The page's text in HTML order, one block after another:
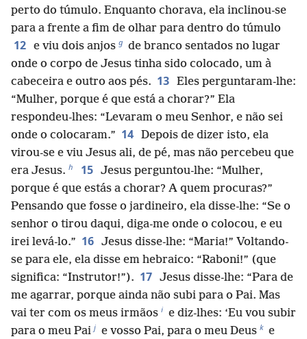
perto do túmulo. Enquanto chorava, ela inclinou-se
para a frente a fim de olhar para dentro do túmulo
12 e viu dois anjos g de branco sentados no lugar
onde o corpo de Jesus tinha sido colocado, um à
cabeceira e outro aos pés. 13 Eles perguntaram-lhe:
“Mulher, porque é que está a chorar?” Ela
respondeu-lhes: “Levaram o meu Senhor, e não sei
onde o colocaram.” 14 Depois de dizer isto, ela
virou-se e viu Jesus ali, de pé, mas não percebeu que
era Jesus. h 15 Jesus perguntou-lhe: “Mulher,
porque é que estás a chorar? A quem procuras?”
Pensando que fosse o jardineiro, ela disse-lhe: “Se o
senhor o tirou daqui, diga-me onde o colocou, e eu
irei levá-lo.” 16 Jesus disse-lhe: “Maria!” Voltando-
se para ele, ela disse em hebraico: “Raboni!” (que
significa: “Instrutor!”). 17 Jesus disse-lhe: “Para de
me agarrar, porque ainda não subi para o Pai. Mas
vai ter com os meus irmãos i e diz-lhes: ‘Eu vou subir
para o meu Pai j e vosso Pai, para o meu Deus k e